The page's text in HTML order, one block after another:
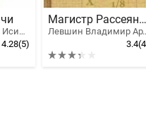
Перельман Яков Исидорович
4.28(5)
Магистр Рассеянных Наук
Левшин
3.4